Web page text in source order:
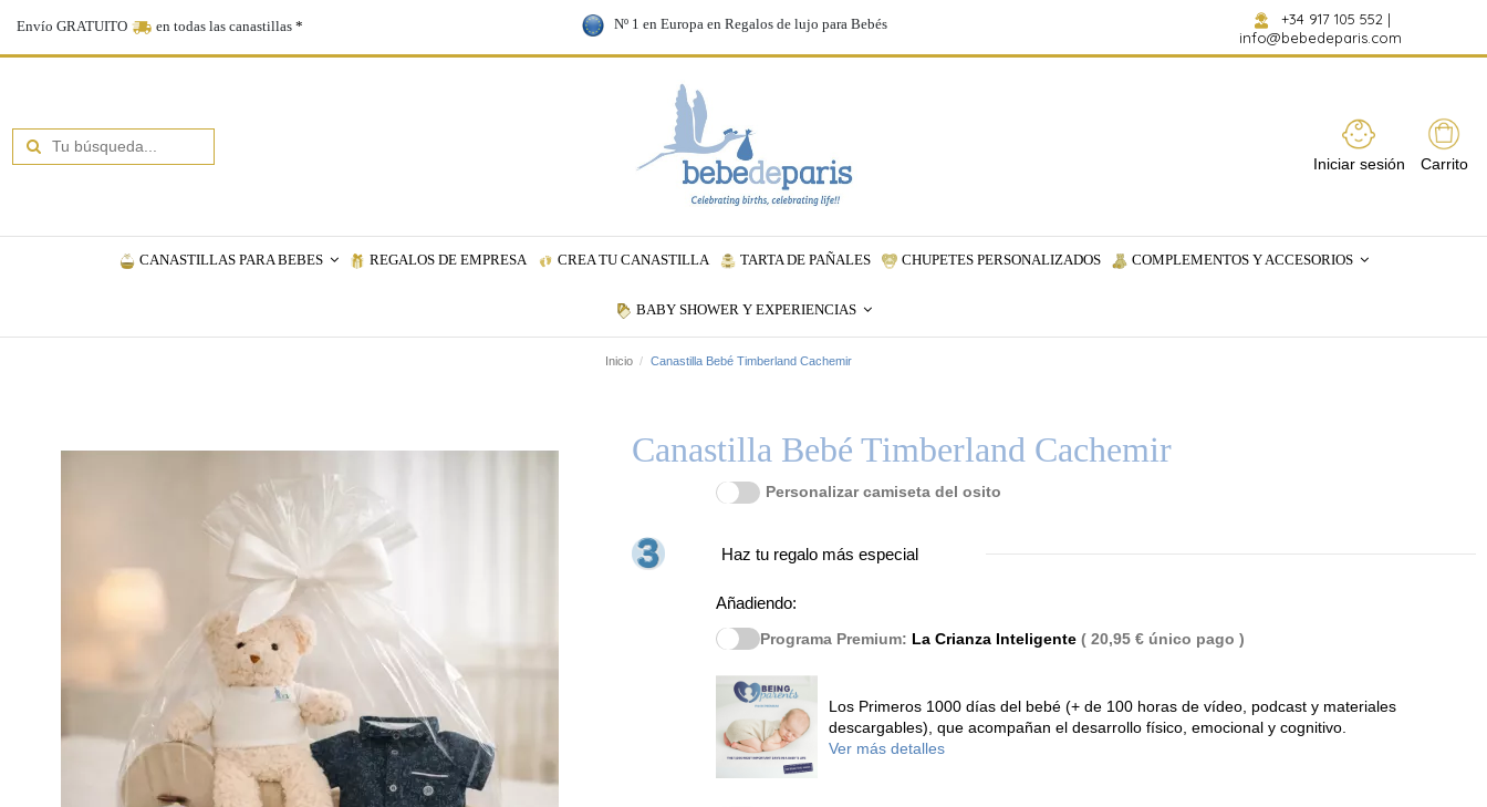
Envío GRATUITO en todas las canastillas * Nº 1 en Europa en Regalos de lujo para Bebés +34 917 105 552 |
info@bebedeparis.com
Iniciar sesión Carrito
CANASTILLAS PARA BEBES REGALOS DE EMPRESA CREA TU CANASTILLA TARTA DE PAÑALES CHUPETES PERSONALIZADOS COMPLEMENTOS Y ACCESORIOS
BABY SHOWER Y EXPERIENCIAS
Inicio Canastilla Bebé Timberland Cachemir
Canastilla Bebé Timberland Cachemir
Personalizar camiseta del osito
Haz tu regalo más especial
Añadiendo:
Programa Premium: La Crianza Inteligente ( 20,95 € único pago )
Los Primeros 1000 días del bebé (+ de 100 horas de vídeo, podcast y materiales
descargables), que acompañan el desarrollo físico, emocional y cognitivo.
Ver más detalles